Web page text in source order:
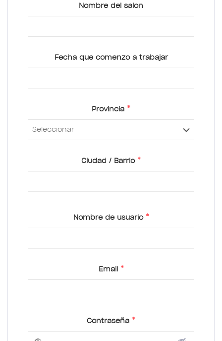
Nombre del salon
Fecha que comenzo a trabajar
Provincia *
Ciudad / Barrio *
Nombre de usuario *
Email *
Contraseña *